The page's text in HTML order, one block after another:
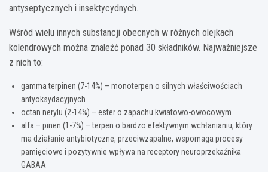
antyseptycznych i insektycydnych.
Wśród wielu innych substancji obecnych w różnych olejkach
kolendrowych można znaleźć ponad 30 składników. Najważniejsze
z nich to:
gamma terpinen (7-14%) – monoterpen o silnych właściwościach
antyoksydacyjnych
octan nerylu (2-14%) – ester o zapachu kwiatowo-owocowym
alfa – pinen (1-7%) – terpen o bardzo efektywnym wchłanianiu, który
ma działanie antybiotyczne, przeciwzapalne, wspomaga procesy
pamięciowe i pozytywnie wpływa na receptory neuroprzekaźnika
GABAA